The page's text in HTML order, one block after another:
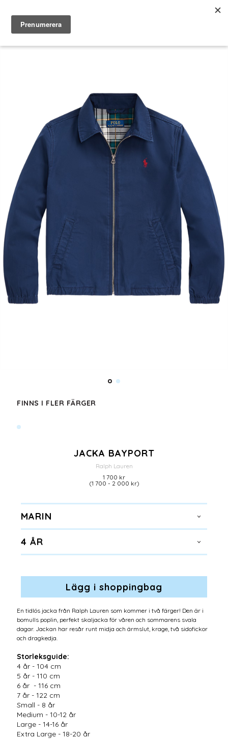
FINNS I FLER FÄRGER
JACKA BAYPORT
Ralph Lauren
1 700 kr
(1 700 - 2 000 kr)
MARIN
4 ÅR
En tidlös jacka från Ralph Lauren som kommer i två färger! Den är i
bomulls poplin, perfekt skaljacka för våren och sommarens svala
dagar. Jackan har resår runt midja och ärmslut, krage, två sidofickor
och dragkedja.
Storleksguide:
4 år - 104 cm
5 år - 110 cm
6 år - 116 cm
7 år - 122 cm
Small - 8 år
Medium - 10-12 år
Large - 14-16 år
Extra Large - 18-20 år